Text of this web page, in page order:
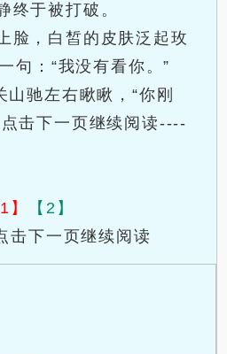
终于被打破。
脸，白皙的皮肤泛起玫
句：“我没有看你。”
山驰左右瞅瞅，“你刚
击下一页继续阅读----
】
【2】
击下一页继续阅读